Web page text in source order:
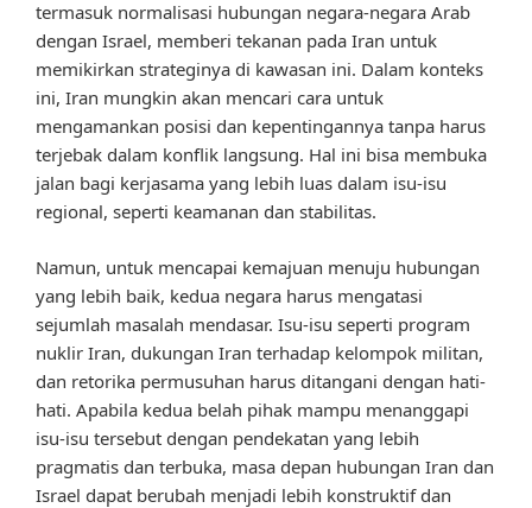
termasuk normalisasi hubungan negara-negara Arab
dengan Israel, memberi tekanan pada Iran untuk
memikirkan strateginya di kawasan ini. Dalam konteks
ini, Iran mungkin akan mencari cara untuk
mengamankan posisi dan kepentingannya tanpa harus
terjebak dalam konflik langsung. Hal ini bisa membuka
jalan bagi kerjasama yang lebih luas dalam isu-isu
regional, seperti keamanan dan stabilitas.
Namun, untuk mencapai kemajuan menuju hubungan
yang lebih baik, kedua negara harus mengatasi
sejumlah masalah mendasar. Isu-isu seperti program
nuklir Iran, dukungan Iran terhadap kelompok militan,
dan retorika permusuhan harus ditangani dengan hati-
hati. Apabila kedua belah pihak mampu menanggapi
isu-isu tersebut dengan pendekatan yang lebih
pragmatis dan terbuka, masa depan hubungan Iran dan
Israel dapat berubah menjadi lebih konstruktif dan